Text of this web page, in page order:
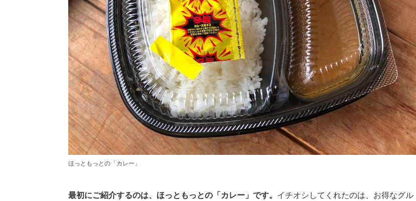
ほっともっとの「カレー」
最初にご紹介するのは、ほっともっとの「カレー」です。 イチオシしてくれたのは、お得なグル